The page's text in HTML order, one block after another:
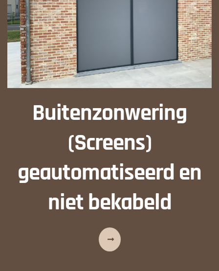
Buitenzonwering
(Screens)
geautomatiseerd en
niet bekabeld